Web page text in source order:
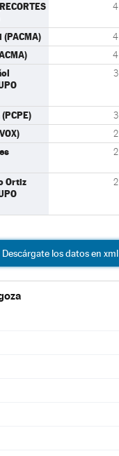
4
4
4
3
3
2
2
Ortiz
2
Descárgate los datos en xml